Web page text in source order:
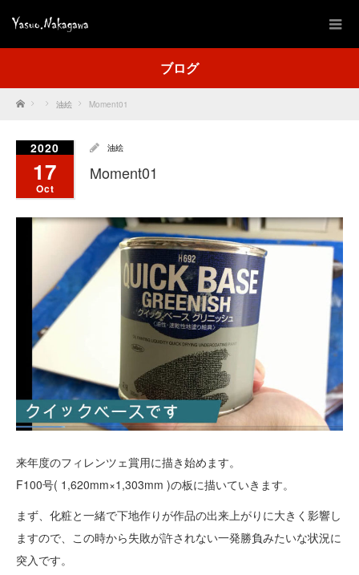
ブログ
Home 油絵 Moment01
2020
17
Oct
油絵
Moment01
来年度のフィレンツェ賞用に描き始めます。
F100号( 1,620mm×1,303mm )の板に描いていきます。
まず、化粧と一緒で下地作りが作品の出来上がりに大きく影響し
ますので、この時から失敗が許されない一発勝負みたいな状況に
突入です。